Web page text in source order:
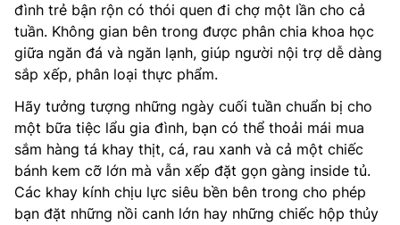
đình trẻ bận rộn có thói quen đi chợ một lần cho cả
tuần. Không gian bên trong được phân chia khoa học
giữa ngăn đá và ngăn lạnh, giúp người nội trợ dễ dàng
sắp xếp, phân loại thực phẩm.
Hãy tưởng tượng những ngày cuối tuần chuẩn bị cho
một bữa tiệc lẩu gia đình, bạn có thể thoải mái mua
sắm hàng tá khay thịt, cá, rau xanh và cả một chiếc
bánh kem cỡ lớn mà vẫn xếp đặt gọn gàng inside tủ.
Các khay kính chịu lực siêu bền bên trong cho phép
bạn đặt những nồi canh lớn hay những chiếc hộp thủy